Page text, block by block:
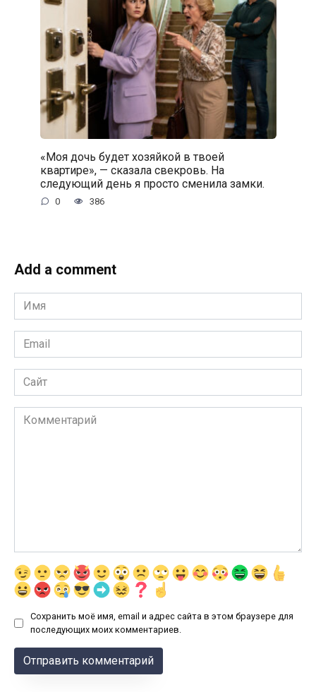
«Моя дочь будет хозяйкой в твоей
квартире», — сказала свекровь. На
следующий день я просто сменила замки.
0 386
Add a comment
Имя
*
Email
*
Сайт
Комментарий
Сохранить моё имя, email и адрес сайта в этом браузере для
последующих моих комментариев.